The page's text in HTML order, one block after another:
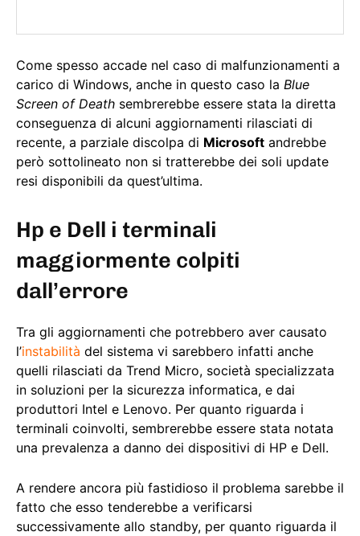
Come spesso accade nel caso di malfunzionamenti a
carico di Windows, anche in questo caso la Blue
Screen of Death sembrerebbe essere stata la diretta
conseguenza di alcuni aggiornamenti rilasciati di
recente, a parziale discolpa di Microsoft andrebbe
però sottolineato non si tratterebbe dei soli update
resi disponibili da quest’ultima.
Hp e Dell i terminali
maggiormente colpiti
dall’errore
Tra gli aggiornamenti che potrebbero aver causato
l’instabilità del sistema vi sarebbero infatti anche
quelli rilasciati da Trend Micro, società specializzata
in soluzioni per la sicurezza informatica, e dai
produttori Intel e Lenovo. Per quanto riguarda i
terminali coinvolti, sembrerebbe essere stata notata
una prevalenza a danno dei dispositivi di HP e Dell.
A rendere ancora più fastidioso il problema sarebbe il
fatto che esso tenderebbe a verificarsi
successivamente allo standby, per quanto riguarda il